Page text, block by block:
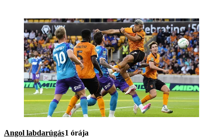
Angol labdarúgás1 órája